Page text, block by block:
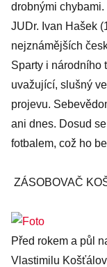
drobnými chybami.
JUDr. Ivan Hašek
nejznámějších
Sparty i národního
uvažující, slušný
projevu.
ani dnes. Dosud
fotbalem, což ho
ZÁSOBOVAČ
Před rokem a půl
Vlastimilu